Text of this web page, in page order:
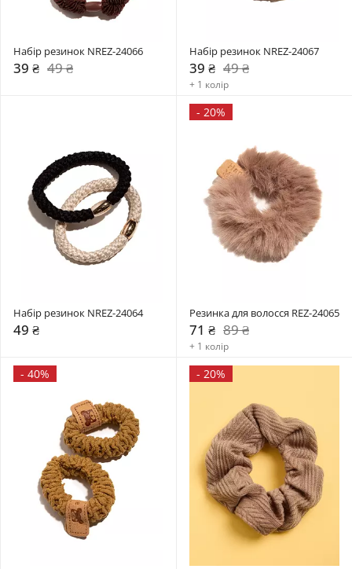
Набір резинок NREZ-24066
39 ₴ 49 ₴
Набір резинок NREZ-24067
39 ₴ 49 ₴
+ 1 колір
Набір резинок NREZ-24064
49 ₴
- 20%
Резинка для волосся REZ-24065
71 ₴ 89 ₴
+ 1 колір
- 40% - 20%